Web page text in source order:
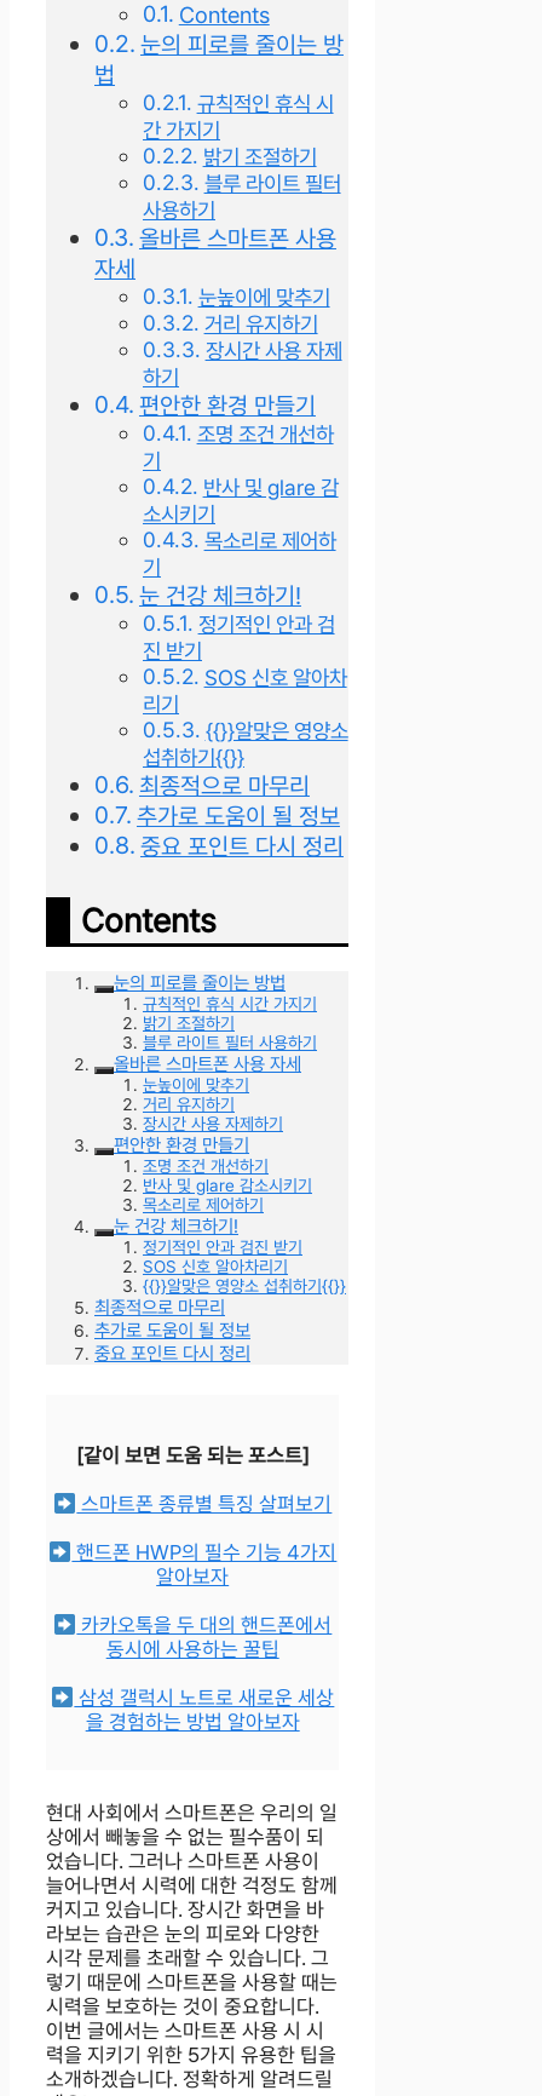
Contents
눈의 피로를 줄이는 방
법
규칙적인 휴식 시
간 가지기
밝기 조절하기
블루 라이트 필터
사용하기
올바른 스마트폰 사용
자세
눈높이에 맞추기
거리 유지하기
장시간 사용 자제
하기
편안한 환경 만들기
조명 조건 개선하
기
반사 및 glare 감
소시키기
목소리로 제어하
기
눈 건강 체크하기!
정기적인 안과 검
진 받기
SOS 신호 알아차
리기
{{}}알맞은 영양소
섭취하기{{}}
최종적으로 마무리
추가로 도움이 될 정보
중요 포인트 다시 정리
Contents
눈의 피로를 줄이는 방법
규칙적인 휴식 시간 가지기
밝기 조절하기
블루 라이트 필터 사용하기
올바른 스마트폰 사용 자세
눈높이에 맞추기
거리 유지하기
장시간 사용 자제하기
편안한 환경 만들기
조명 조건 개선하기
반사 및 glare 감소시키기
목소리로 제어하기
눈 건강 체크하기!
정기적인 안과 검진 받기
SOS 신호 알아차리기
{{}}알맞은 영양소 섭취하기{{}}
최종적으로 마무리
추가로 도움이 될 정보
중요 포인트 다시 정리
[같이 보면 도움 되는 포스트]
스마트폰 종류별 특징 살펴보기
핸드폰 HWP의 필수 기능 4가지
알아보자
카카오톡을 두 대의 핸드폰에서
동시에 사용하는 꿀팁
삼성 갤럭시 노트로 새로운 세상
을 경험하는 방법 알아보자
현대 사회에서 스마트폰은 우리의 일
상에서 빼놓을 수 없는 필수품이 되
었습니다. 그러나 스마트폰 사용이
늘어나면서 시력에 대한 걱정도 함께
커지고 있습니다. 장시간 화면을 바
라보는 습관은 눈의 피로와 다양한
시각 문제를 초래할 수 있습니다. 그
렇기 때문에 스마트폰을 사용할 때는
시력을 보호하는 것이 중요합니다.
이번 글에서는 스마트폰 사용 시 시
력을 지키기 위한 5가지 유용한 팁을
소개하겠습니다. 정확하게 알려드릴